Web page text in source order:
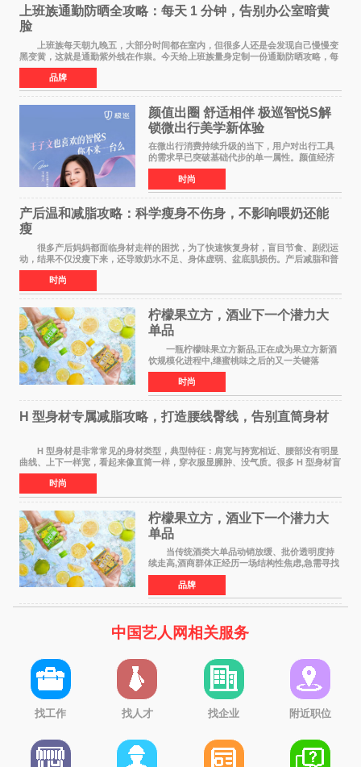
上班族通勤防晒全攻略：每天 1 分钟，告别办公室暗黄
脸
上班族每天朝九晚五，大部分时间都在室内，但很多人还是会发现自己慢慢变
黑变黄，这就是通勤紫外线在作祟。今天给上班族量身定制一份通勤防晒攻略，每
天只花 1 分钟，就能轻松搞定。 首先
品牌
颜值出圈 舒适相伴 极巡智悦S解
锁微出行美学新体验
在微出行消费持续升级的当下，用户对出行工具
的需求早已突破基础代步的单一属性。颜值经济
浪潮之下，出行载具不再是冰冷的工具，而是个
人生活态度、审美品味与生活方式的具象延伸。
当Z世代与年轻家
时尚
产后温和减脂攻略：科学瘦身不伤身，不影响喂奶还能
瘦
很多产后妈妈都面临身材走样的困扰，为了快速恢复身材，盲目节食、剧烈运
动，结果不仅没瘦下来，还导致奶水不足、身体虚弱、盆底肌损伤。产后减脂和普
通人完全不同，核心是 温和、安全、循序
时尚
柠檬果立方，酒业下一个潜力大
单品
一瓶柠檬味果立方新品,正在成为果立方新酒
饮规模化进程中,继蜜桃味之后的又一关键落
子。 在超市货架、便利店冷柜、小红书笔记
里,这款绿色包装的新品正在快速扩散:入口清爽解
腻,像喝加了一点
时尚
H 型身材专属减脂攻略，打造腰线臀线，告别直筒身材
H 型身材是非常常见的身材类型，典型特征：肩宽与胯宽相近、腰部没有明显
曲线、上下一样宽，看起来像直筒一样，穿衣服显臃肿、没气质。很多 H 型身材盲
目全身减脂，越减越瘦，腰部还是没有
时尚
柠檬果立方，酒业下一个潜力大
单品
当传统酒类大单品动销放缓、批价透明度持
续走高,酒商群体正经历一场结构性焦虑,急需寻找
新的发展方向。 过去二十年依赖押注大单
品、赚批价波动差价的盈利模型正在松动,寻找具
备真实动销能力
品牌
中国艺人网相关服务
找工作 找人才 找企业 附近职位